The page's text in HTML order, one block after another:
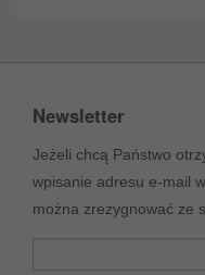
Newsletter
Jeżeli chcą Państwo
wpisanie adresu e-mail
można zrezygnować ze